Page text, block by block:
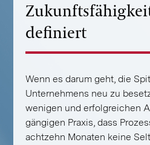
definiert
Wenn es darum geht, die
Unternehmens neu zu
wenigen und erfolgreichen
gängigen Praxis, dass
achtzehn Monaten keine